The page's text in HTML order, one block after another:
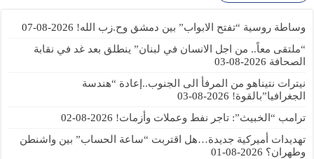
وساطة روسية “تفتح الابواب” بين دمشق وح.زب الله! 2026-08-07
“ملتقى معاً.. من اجل الانسان في لبنان” ينطلق بعد غد في نقابة
الصحافة 2026-08-03
نيترات نتيناهو من المرفأ الى الجنوب..إعادة “هندسة
الجغرافيا”بالقوة! 2026-08-03
ترامب “الخبيث”: تاجر نفط وعملات وأزمات! 2026-08-02
تهديدات أميركية جديدة…هل اقتربت “ساعة الحساب” بين واشنطن
وطهران؟ 2026-08-01